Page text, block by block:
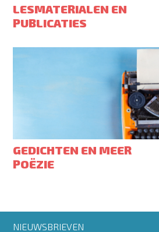
LESMATERIALEN EN
PUBLICATIES
GEDICHTEN EN MEER
POËZIE
Footer
NIEUWSBRIEVEN